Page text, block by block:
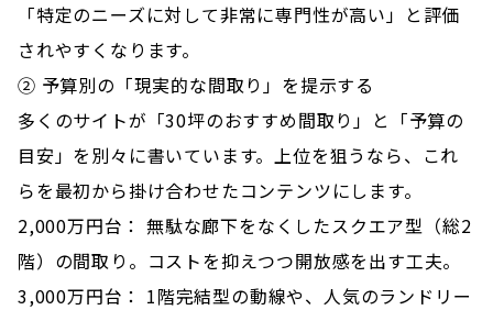
「特定のニーズに対して非常に専門性が高い」と評価
されやすくなります。
② 予算別の「現実的な間取り」を提示する
多くのサイトが「30坪のおすすめ間取り」と「予算の
目安」を別々に書いています。上位を狙うなら、これ
らを最初から掛け合わせたコンテンツにします。
2,000万円台： 無駄な廊下をなくしたスクエア型（総2
階）の間取り。コストを抑えつつ開放感を出す工夫。
3,000万円台： 1階完結型の動線や、人気のランドリー